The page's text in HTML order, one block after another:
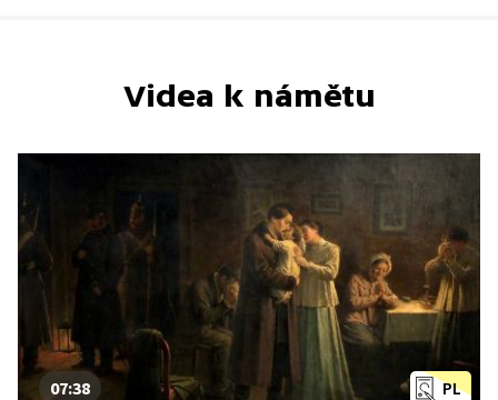
Videa k námětu
PL
07:38